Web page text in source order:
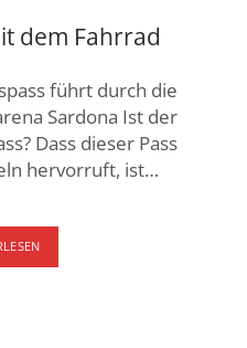
dem Fahrrad
führt durch die
Sardona Ist der
Dass dieser Pass
hervorruft, ist…
KUNKELSPASS
MIT